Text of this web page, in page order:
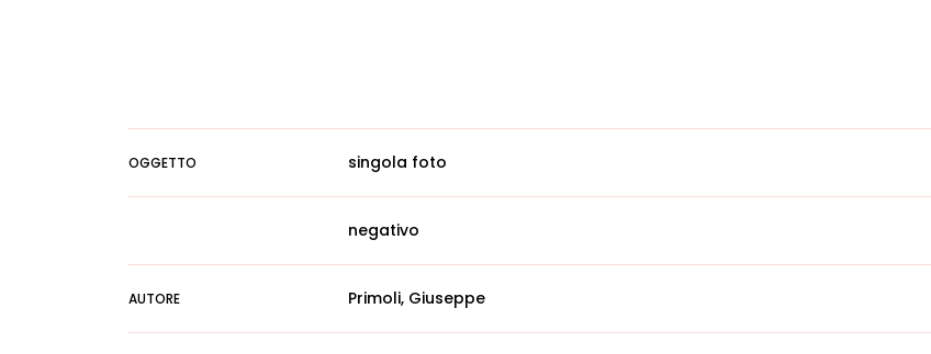
OGGETTO singola foto
negativo
AUTORE Primoli, Giuseppe